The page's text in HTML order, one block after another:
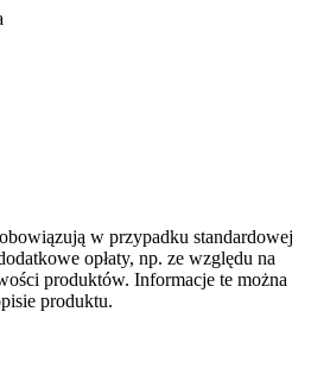
w przypadku standardowej
opłaty, np. ze względu na
produktów. Informacje te można
produktu.